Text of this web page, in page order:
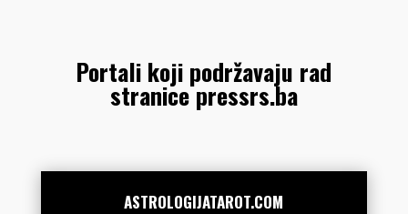
Portali koji podržavaju rad
stranice pressrs.ba
ASTROLOGIJATAROT.COM